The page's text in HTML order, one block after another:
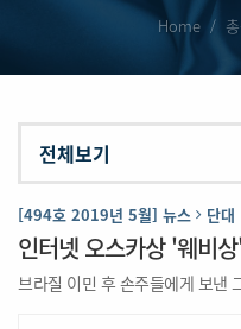
Home
[494호 2019년 5월] 뉴스 단대
인터넷 오스카상 '웨비
브라질 이민 후 손주들에게 보낸